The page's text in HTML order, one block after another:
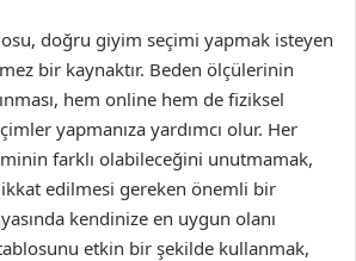
doğru giyim seçimi yapmak isteyen
bir kaynaktır. Beden ölçülerinin
hem online hem de fiziksel
yapmanıza yardımcı olur. Her
farklı olabileceğini unutmamak,
edilmesi gereken önemli bir
kendinize en uygun olanı
etkin bir şekilde kullanmak,